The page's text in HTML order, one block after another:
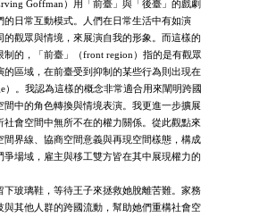
Goffman）用「前臺」與「後臺」的戲劇
的日常互動模式。人們在日常生活中有如演
的觀眾與情境，來展演自我的形象。而這樣的
制的，「前臺」（front region）指的是有觀眾
的區域，在前臺受到抑制的某些行為則出現在
）。我認為這樣的概念非常適合用來闡明跨國
間中的角色轉換與情境表演。我更進一步擴展
社會空間中無所不在的權力關係。從此觀點來
間界線、協商空間意義與再現空間樣態，構成
爭場域，雇主與移工雙方皆在其中展現權力的
下玻璃鞋，等待王子來拯救她脫離苦難。家務
與其他人群的跨國流動，幫助她們重構社會空